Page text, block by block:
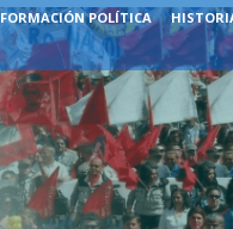
FORMACIÓN POLÍTICA